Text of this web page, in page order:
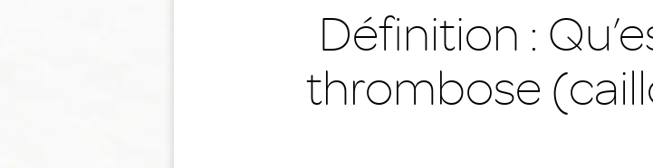
Définition :
thrombose